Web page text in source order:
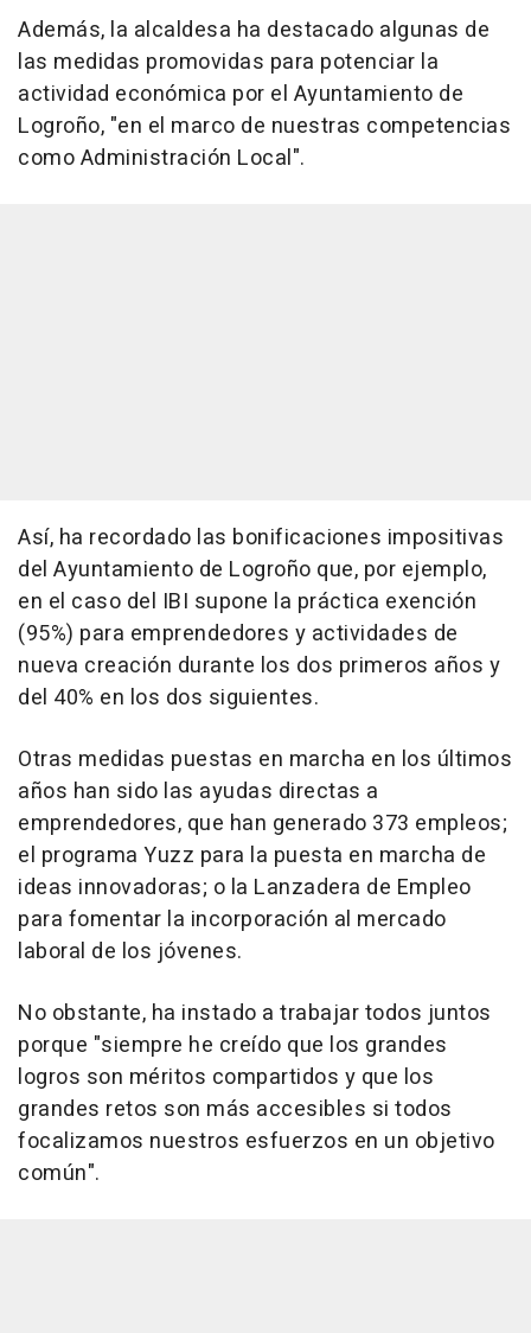
Además, la alcaldesa ha destacado algunas de
las medidas promovidas para potenciar la
actividad económica por el Ayuntamiento de
Logroño, "en el marco de nuestras competencias
como Administración Local".
Así, ha recordado las bonificaciones impositivas
del Ayuntamiento de Logroño que, por ejemplo,
en el caso del IBI supone la práctica exención
(95%) para emprendedores y actividades de
nueva creación durante los dos primeros años y
del 40% en los dos siguientes.
Otras medidas puestas en marcha en los últimos
años han sido las ayudas directas a
emprendedores, que han generado 373 empleos;
el programa Yuzz para la puesta en marcha de
ideas innovadoras; o la Lanzadera de Empleo
para fomentar la incorporación al mercado
laboral de los jóvenes.
No obstante, ha instado a trabajar todos juntos
porque "siempre he creído que los grandes
logros son méritos compartidos y que los
grandes retos son más accesibles si todos
focalizamos nuestros esfuerzos en un objetivo
común".